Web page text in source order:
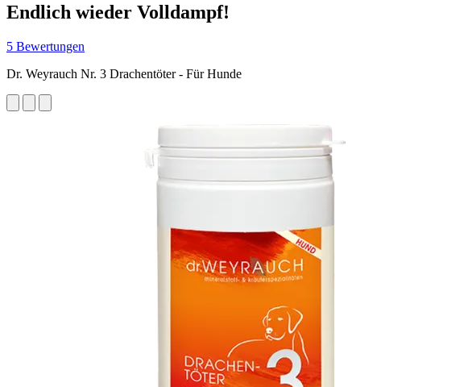
Endlich wieder Volldampf!
5 Bewertungen
Dr. Weyrauch Nr. 3 Drachentöter - Für Hunde